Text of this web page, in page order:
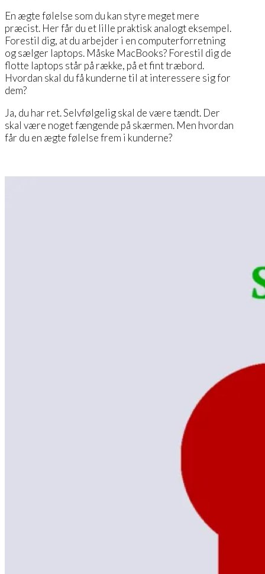
En ægte følelse som du kan styre meget mere
præcist. Her får du et lille praktisk analogt eksempel.
Forestil dig, at du arbejder i en computerforretning
og sælger laptops. Måske MacBooks? Forestil dig de
flotte laptops står på række, på et fint træbord.
Hvordan skal du få kunderne til at interessere sig for
dem?
Ja, du har ret. Selvfølgelig skal de være tændt. Der
skal være noget fængende på skærmen. Men hvordan
får du en ægte følelse frem i kunderne?